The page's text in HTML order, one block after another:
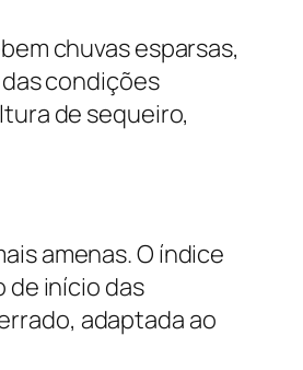
chuvas esparsas,
condições
de sequeiro,
amenas. O índice
de início das
adaptada ao